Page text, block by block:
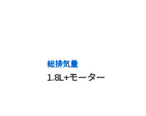
総排気量
1.8L+モーター